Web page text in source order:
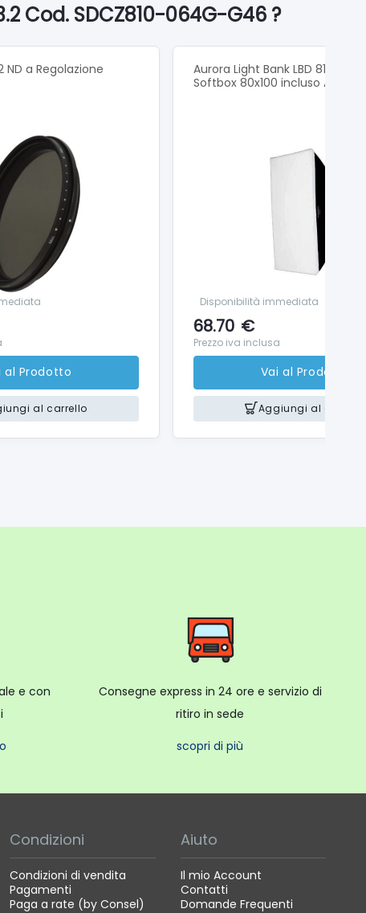
Cod. SDCZ810-064G-G46 ?
ND a Regolazione
al Prodotto
al carrello
Aurora Light Bank LBD 810
Softbox 80x100 incluso Anello
Disponibilità immediata
68.70 €
Prezzo iva inclusa
Vai al Prodotto
Aggiungi al carrello
e con
Consegne express in 24 ore e servizio di
ritiro in sede
scopri di più
Condizioni
Condizioni di vendita
Pagamenti
Paga a rate (by Consel)
Aiuto
Il mio Account
Contatti
Domande Frequenti